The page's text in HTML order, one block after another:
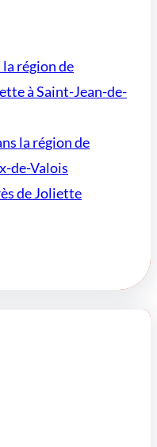
région de
à Saint-Jean-de-
la région de
de-Valois
de Joliette